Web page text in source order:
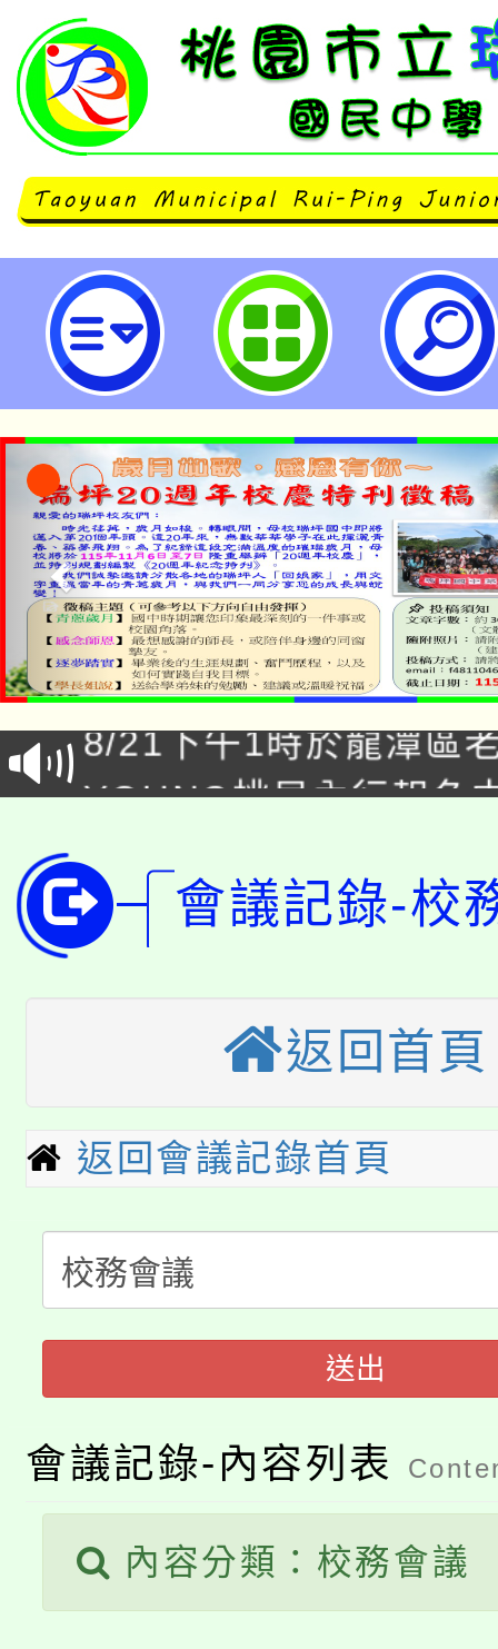
桃園市立瑞坪國民中學
「本色祭」8/29、30在
場熱烈登場!
8/21下午1時於龍潭區
徵才活動。
YOUNG桃局內行報名
開!
115年桃園市運動會8/
桃園市低收入戶享有免
視費優惠，中低收入戶
半價優惠，詳情可洽有
者。
份教師增能研習
大溪自造教育及科技
份教師研習
淨零綠生活教案入校路
會
115年食農教育專業人
程
「本色祭」8/29、30在
場熱烈登場!
8/21下午1時於龍潭區
徵才活動。
YOUNG桃局內行報名
局官網。
8月14至27日，桃園電
開!
115年桃園市運動會8/
田徑場及游泳池舉行。
桃園市低收入戶享有免
視費優惠，中低收入戶
大園自造教育及科技中
大溪自造教育及科技中
會議記錄-校
返回首頁
返回會議記錄首頁
送出
會議記錄-內容列表
內容分類：校務會議